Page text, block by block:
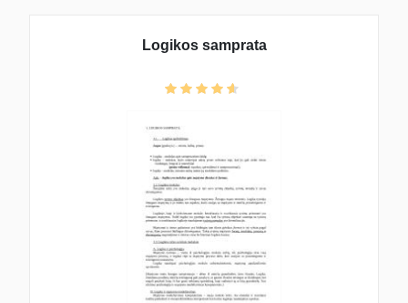
Logikos samprata